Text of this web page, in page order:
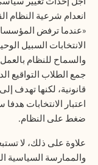
انعدام شرعية النظام
«عندما ترفض
الانتخابات السبيل
جمع الطلاب التواقيع
قانونية، لكنها تهدف
اعتبار الانتخابات
ضغط على النظام.
علاوة على ذلك، لا
والممارسة السياسية